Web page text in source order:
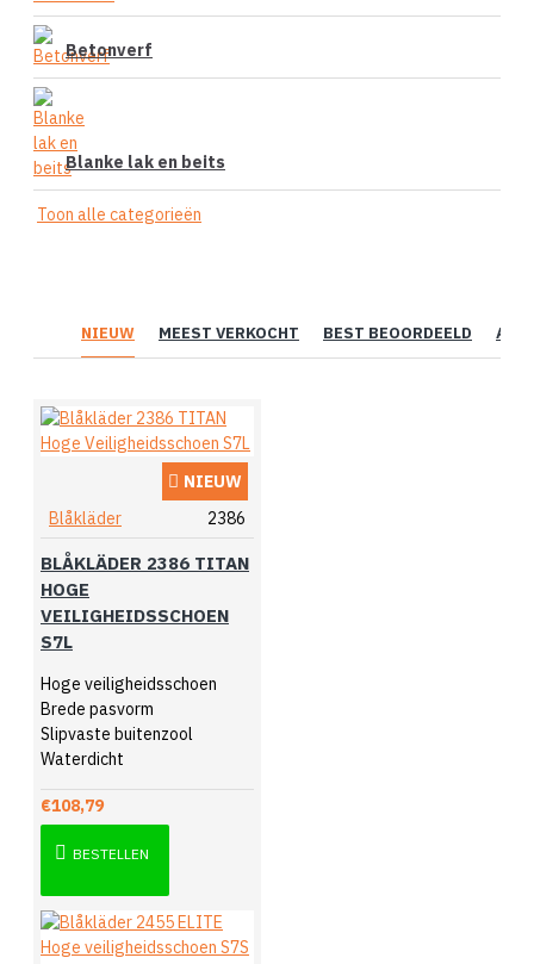
Betonverf
Blanke lak en beits
Toon alle categorieën
NIEUW MEEST VERKOCHT BEST BEOORDEELD
NIEUW
Blåkläder
2386
BLÅKLÄDER 2386 TITAN
HOGE
VEILIGHEIDSSCHOEN
S7L
Hoge veiligheidsschoen
Brede pasvorm
Slipvaste buitenzool
Waterdicht
€108,79
BESTELLEN